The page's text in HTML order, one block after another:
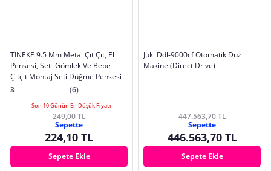
TİNEKE 9.5 Mm Metal Çıt Çıt, El
Pensesi, Set- Gömlek Ve Bebe
Çıtçıt Montaj Seti Düğme Pensesi
3
(6)
Son 10 Günün En Düşük Fiyatı
249,00 TL
Sepette
224,10 TL
Sepete Ekle
Juki Ddl-9000cf Otomatik Düz
Makine (Direct Drive)
447.563,70 TL
Sepette
446.563,70 TL
Sepete Ekle